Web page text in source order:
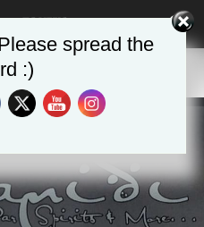
spread the
:)